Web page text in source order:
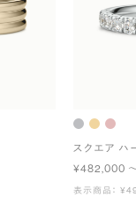
スクエア ハ
¥482,000
表示商品：